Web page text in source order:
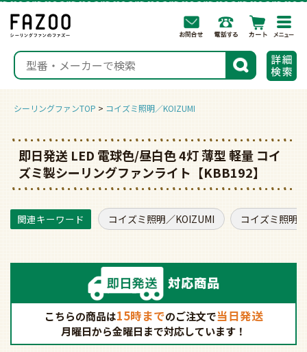
検索
シーリングファンTOP コイズミ照明／KOIZUMI
即日発送 LED 電球色/昼白色 4灯 薄型 軽量 コイ
ズミ製シーリングファンライト【KBB192】
コイズミ照明／KOIZUMI コイズミ照明
こちらの商品は15時までのご注文で当日発送
月曜日から金曜日まで対応しています！